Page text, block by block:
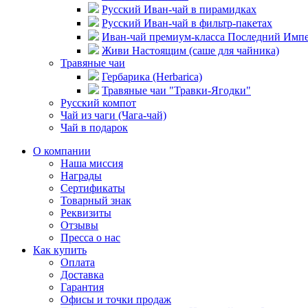
Русский Иван-чай в пирамидках
Русский Иван-чай в фильтр-пакетах
Иван-чай премиум-класса Последний
Живи Настоящим (саше для чайника)
Травяные чаи
Гербарика (Herbarica)
Травяные чаи "Травки-Ягодки"
Русский компот
Чай из чаги (Чага-чай)
Чай в подарок
О компании
Наша миссия
Награды
Сертификаты
Товарный знак
Реквизиты
Отзывы
Пресса о нас
Как купить
Оплата
Доставка
Гарантия
Офисы и точки продаж